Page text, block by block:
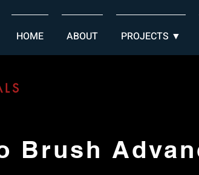
HOME ABOUT PROJECTS ▼
Brush